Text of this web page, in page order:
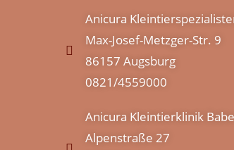
Anicura
Max-Josef-Metzger-Str. 9
86157 Augsburg
0821/4559000
Anicura Kleintierklinik
Alpenstraße 27